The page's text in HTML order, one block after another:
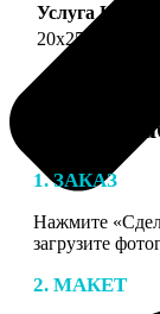
Услуга Цена,
20х25
Этапы
1. ЗАКАЗ
Нажмите
загрузите
2. МАКЕТ